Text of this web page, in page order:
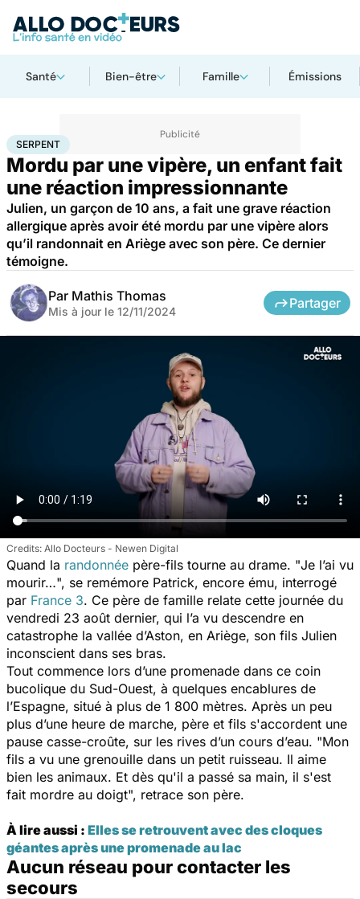
Santé Bien-être Famille Émissions
AccueilSanté
SERPENT
Mordu par une vipère, un enfant fait
une réaction impressionnante
Julien, un garçon de 10 ans, a fait une grave réaction
allergique après avoir été mordu par une vipère alors
qu’il randonnait en Ariège avec son père. Ce dernier
témoigne.
Par Mathis Thomas
Mis à jour le 12/11/2024
Partager
Allo Docteurs - Newen Digital
Quand la randonnée père-fils tourne au drame. "Je l’ai vu
mourir…", se remémore Patrick, encore ému, interrogé
par France 3. Ce père de famille relate cette journée du
vendredi 23 août dernier, qui l’a vu descendre en
catastrophe la vallée d’Aston, en Ariège, son fils Julien
inconscient dans ses bras.
Tout commence lors d’une promenade dans ce coin
bucolique du Sud-Ouest, à quelques encablures de
l’Espagne, situé à plus de 1 800 mètres. Après un peu
plus d’une heure de marche, père et fils s'accordent une
pause casse-croûte, sur les rives d’un cours d’eau. "Mon
fils a vu une grenouille dans un petit ruisseau. Il aime
bien les animaux. Et dès qu'il a passé sa main, il s'est
fait mordre au doigt", retrace son père.
À lire aussi : Elles se retrouvent avec des cloques
géantes après une promenade au lac
Aucun réseau pour contacter les
secours